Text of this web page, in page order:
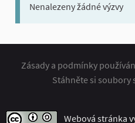
Nenalezeny žádné výzvy
Zásady a podmínky
Stáhněte si soubory
Webová stránka